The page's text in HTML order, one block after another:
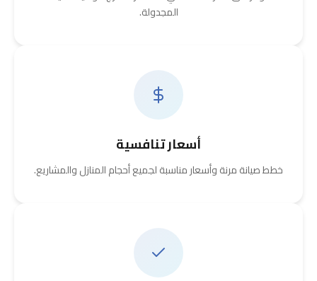
المجدولة.
أسعار تنافسية
خطط صيانة مرنة وأسعار مناسبة لجميع أحجام المنازل والمشاريع.